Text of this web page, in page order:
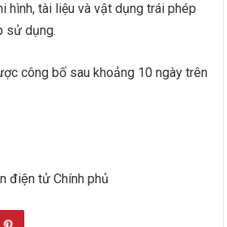
hình, tài liệu và vật dụng trái phép
sử dụng.
công bố sau khoảng 10 ngày trên
điện tử Chính phủ